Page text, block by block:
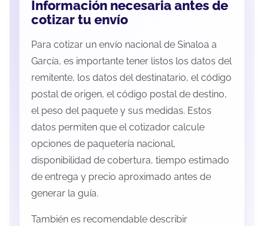
Información necesaria antes de
cotizar tu envío
Para cotizar un envío nacional de Sinaloa a
García, es importante tener listos los datos del
remitente, los datos del destinatario, el código
postal de origen, el código postal de destino,
el peso del paquete y sus medidas. Estos
datos permiten que el cotizador calcule
opciones de paquetería nacional,
disponibilidad de cobertura, tiempo estimado
de entrega y precio aproximado antes de
generar la guía.
También es recomendable describir